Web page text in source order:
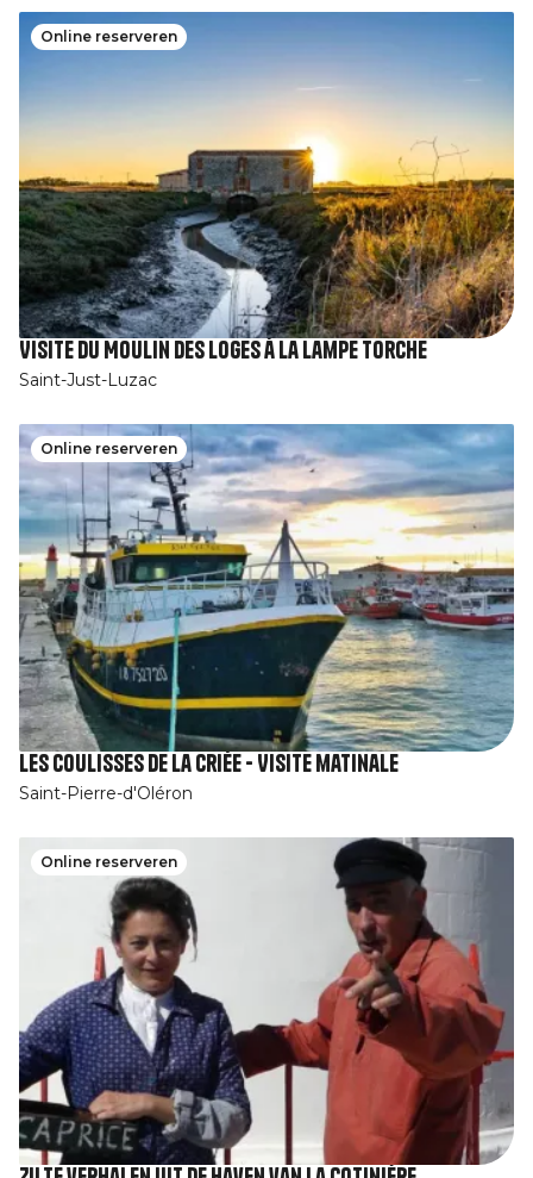
Online reserveren
Visite du Moulin des Loges à la Lampe Torche
Saint-Just-Luzac
Online reserveren
Les coulisses de la criée - Visite matinale
Saint-Pierre-d'Oléron
Online reserveren